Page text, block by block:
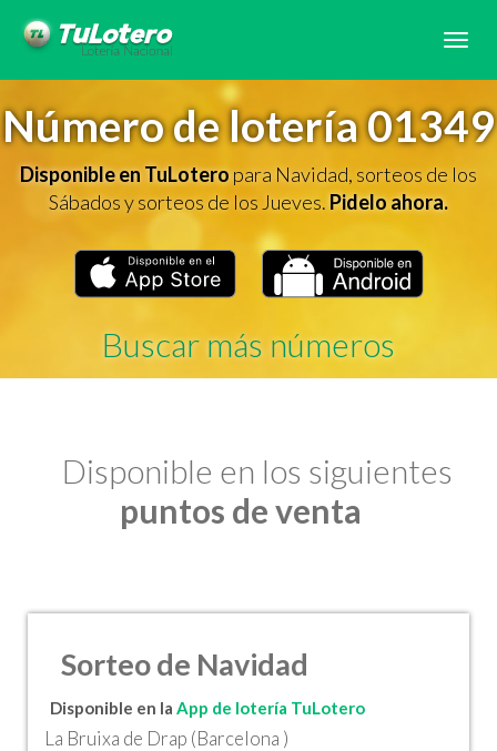
Número de lotería 01349
Disponible en TuLoteropara Navidad, sorteos de los
Sábados y sorteos de los Jueves.Pidelo ahora.
Buscar más números
Disponible en los siguientes
puntos de venta
Sorteo de Navidad
Disponible en la App de lotería TuLotero
La Bruixa de Drap (Barcelona )